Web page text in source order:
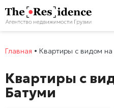
Главная • Квартиры с видом на
Квартиры с
Батуми